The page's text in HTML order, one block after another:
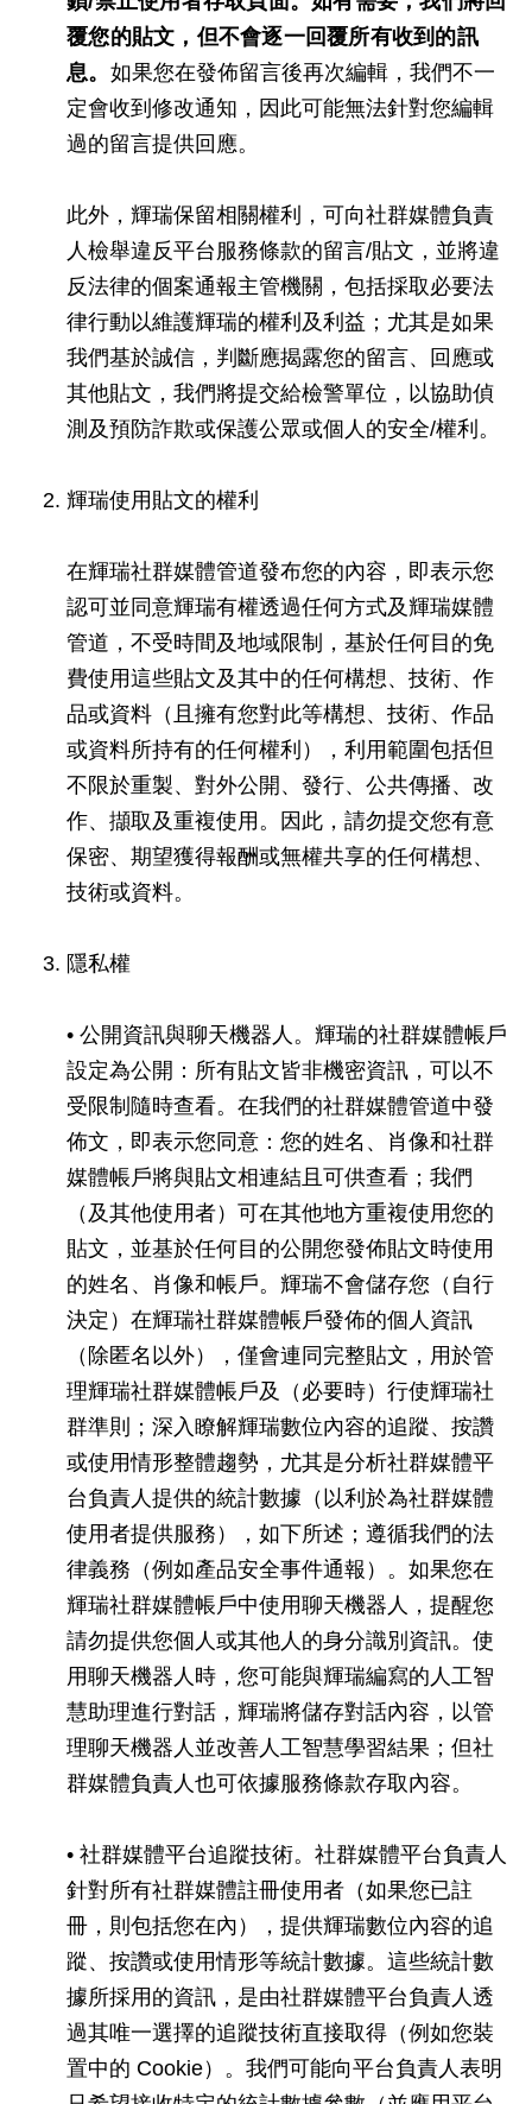
覆您的貼文，但不會逐一回覆所有收到的訊
息。 如果您在發佈留言後再次編輯，我們不一
定會收到修改通知，因此可能無法針對您編輯
過的留言提供回應。
此外，輝瑞保留相關權利，可向社群媒體負責
人檢舉違反平台服務條款的留言/貼文，並將違
反法律的個案通報主管機關，包括採取必要法
律行動以維護輝瑞的權利及利益；尤其是如果
我們基於誠信，判斷應揭露您的留言、回應或
其他貼文，我們將提交給檢警單位，以協助偵
測及預防詐欺或保護公眾或個人的安全/權利。
輝瑞使用貼文的權利
在輝瑞社群媒體管道發布您的內容，即表示您
認可並同意輝瑞有權透過任何方式及輝瑞媒體
管道，不受時間及地域限制，基於任何目的免
費使用這些貼文及其中的任何構想、技術、作
品或資料（且擁有您對此等構想、技術、作品
或資料所持有的任何權利），利用範圍包括但
不限於重製、對外公開、發行、公共傳播、改
作、擷取及重複使用。因此，請勿提交您有意
保密、期望獲得報酬或無權共享的任何構想、
技術或資料。
隱私權
• 公開資訊與聊天機器人。輝瑞的社群媒體帳戶
設定為公開：所有貼文皆非機密資訊，可以不
受限制隨時查看。在我們的社群媒體管道中發
佈文，即表示您同意：您的姓名、肖像和社群
媒體帳戶將與貼文相連結且可供查看；我們
（及其他使用者）可在其他地方重複使用您的
貼文，並基於任何目的公開您發佈貼文時使用
的姓名、肖像和帳戶。輝瑞不會儲存您（自行
決定）在輝瑞社群媒體帳戶發佈的個人資訊
（除匿名以外），僅會連同完整貼文，用於管
理輝瑞社群媒體帳戶及（必要時）行使輝瑞社
群準則；深入瞭解輝瑞數位內容的追蹤、按讚
或使用情形整體趨勢，尤其是分析社群媒體平
台負責人提供的統計數據（以利於為社群媒體
使用者提供服務），如下所述；遵循我們的法
律義務（例如產品安全事件通報）。如果您在
輝瑞社群媒體帳戶中使用聊天機器人，提醒您
請勿提供您個人或其他人的身分識別資訊。使
用聊天機器人時，您可能與輝瑞編寫的人工智
慧助理進行對話，輝瑞將儲存對話內容，以管
理聊天機器人並改善人工智慧學習結果；但社
群媒體負責人也可依據服務條款存取內容。
• 社群媒體平台追蹤技術。社群媒體平台負責人
針對所有社群媒體註冊使用者（如果您已註
冊，則包括您在內），提供輝瑞數位內容的追
蹤、按讚或使用情形等統計數據。這些統計數
據所採用的資訊，是由社群媒體平台負責人透
過其唯一選擇的追蹤技術直接取得（例如您裝
置中的 Cookie）。我們可能向平台負責人表明